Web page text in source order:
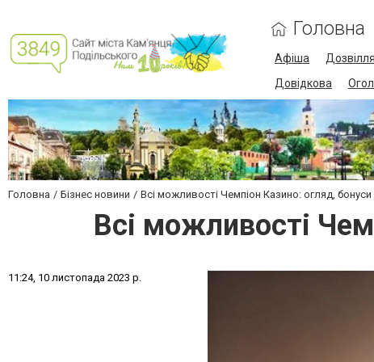
Головна
Афіша Дозвілля
Довідкова
Головна Бізнес новини Всі можливості Чемпіон Казино: огляд,
Всі можливості
1 1 :24, 10 листопада 2023 р.